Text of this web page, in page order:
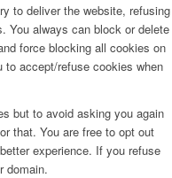
to deliver the website, refusing
You always can block or delete
force blocking all cookies on
accept/refuse cookies when
but to avoid asking you again
that. You are free to opt out
experience. If you refuse
domain.